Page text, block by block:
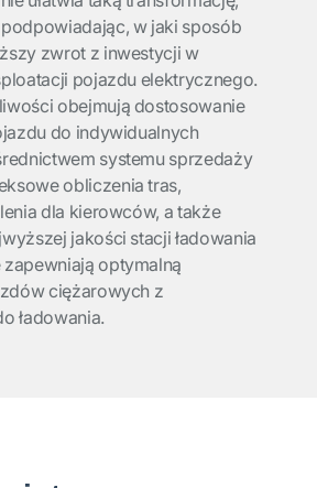
w jaki sposób
zwrot z inwestycji w
pojazdu elektrycznego.
obejmują dostosowanie
do indywidualnych
systemu sprzedaży
obliczenia tras,
dla kierowców, a także
jakości stacji ładowania
zapewniają optymalną
ciężarowych z
ładowania.